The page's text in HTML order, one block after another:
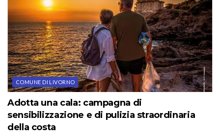
COMUNE DI LIVORNO
Adotta una cala: campagna di
sensibilizzazione e di pulizia straordinaria
della costa